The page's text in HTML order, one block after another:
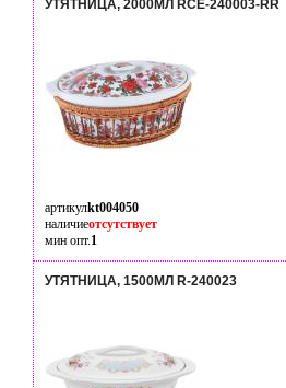
УТЯТНИЦА, 2000МЛ RCE-240003-RR
артикулkt004050
наличиеотсутствует
мин опт.1
УТЯТНИЦА, 1500МЛ R-240023